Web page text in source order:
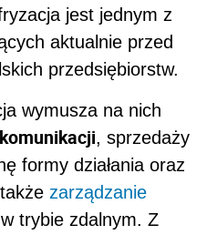
jest jednym z
aktualnie przed
przedsiębiorstw.
wymusza na nich
, sprzedaży
formy działania oraz
zarządzanie
trybie zdalnym. Z